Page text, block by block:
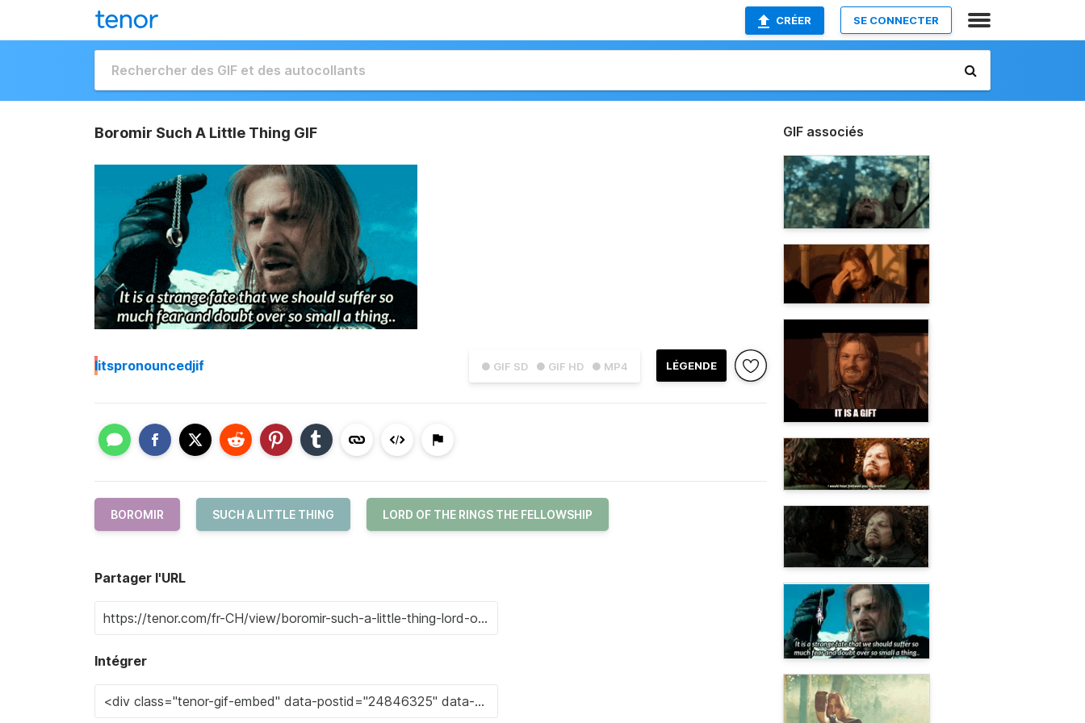
CRÉER SE CONNECTER
Boromir Such A Little Thing GIF
● GIF SD ● GIF HD ● MP4 LÉGENDE
Iitspronouncedjif
BOROMIR SUCH A LITTLE THING LORD OF THE RINGS THE FELLOWSHIP
Partager l'URL
Intégrer
GIF associés